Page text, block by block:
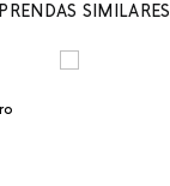
PRENDAS SIMILARES